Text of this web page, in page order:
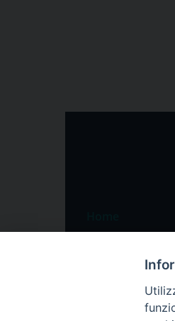
Pordenone
Portogruaro